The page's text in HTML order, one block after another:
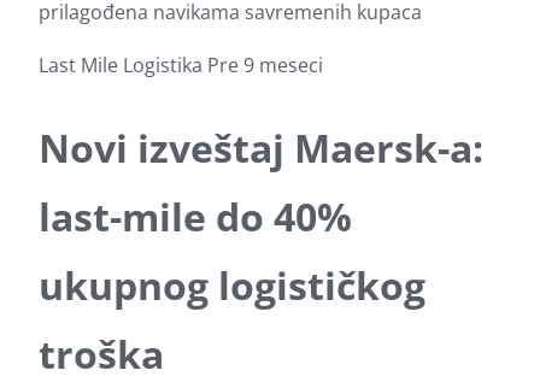
prilagođena navikama savremenih kupaca
Last Mile Logistika Pre 9 meseci
Novi izveštaj Maersk-a:
last-mile do 40%
ukupnog logističkog
troška